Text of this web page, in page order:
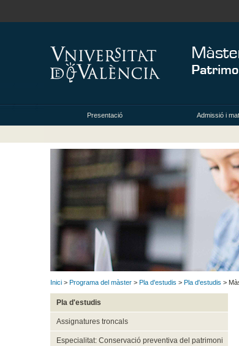
Presentació Admissió i
Inici > Programa del màster > Pla d'estudis > Pla d'estudis >
Pla d'estudis
Assignatures troncals
Especialitat: Conservació preventiva del patrimoni